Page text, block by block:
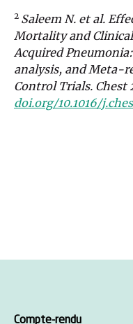
2 Saleem N. et al.
Mortality and
Acquired
analysis, and Meta-
Control Trials.
doi.org/10.1016/
Compte-rendu